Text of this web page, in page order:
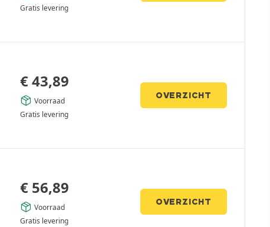
Gratis levering
€43,89
Voorraad
Gratis levering
OVERZICHT
€ 56,89
Voorraad
Gratis levering
OVERZICHT